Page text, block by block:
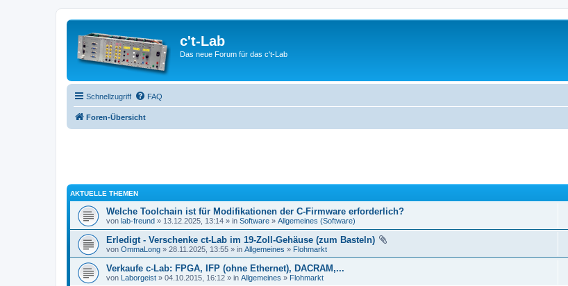
c't-Lab
Das neue Forum für das c't-Lab
Schnellzugriff FAQ
Foren-Übersicht
AKTUELLE THEMEN
Welche Toolchain ist für Modifikationen der C-Firmware erforderlich?
von lab-freund » 13.12.2025, 13:14 » in Software » Allgemeines (Software)
Erledigt - Verschenke ct-Lab im 19-Zoll-Gehäuse (zum Basteln)
von OmmaLong » 28.11.2025, 13:55 » in Allgemeines » Flohmarkt
Verkaufe c-Lab: FPGA, IFP (ohne Ethernet), DACRAM,...
von Laborgeist » 04.10.2015, 16:12 » in Allgemeines » Flohmarkt